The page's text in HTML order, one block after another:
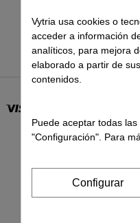
Vytria usa cookies o
acceder a información
analíticos, para mejora
elaborado a partir de
contenidos.
Puede aceptar todas
"Configuración". Para
Configurar